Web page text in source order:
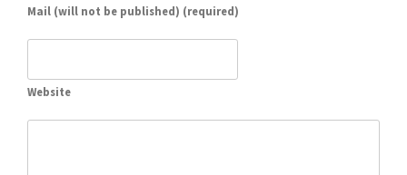
Mail (will not be published) (required)
Website